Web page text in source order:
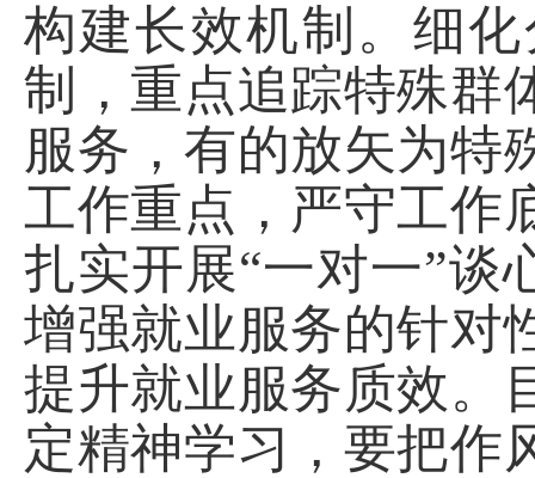
构建长效机制。细
制，重点追踪特殊群
服务，有的放矢为特
工作重点，严守工作
扎实开展“一对一”谈
增强就业服务的针对
提升就业服务质效。
定精神学习 ，要把